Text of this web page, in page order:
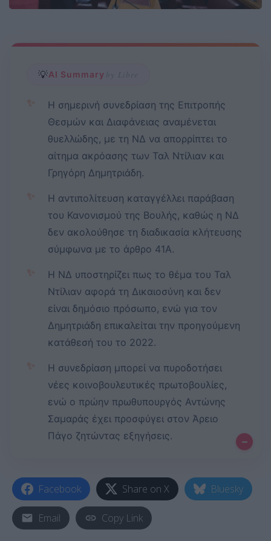
💡AI Summary by Libre
✨
Η σημερινή συνεδρίαση της Επιτροπής
Θεσμών και Διαφάνειας αναμένεται
θυελλώδης, με τη ΝΔ να απορρίπτει το
αίτημα ακρόασης των Ταλ Ντίλιαν και
Γρηγόρη Δημητριάδη.
✨
Η αντιπολίτευση καταγγέλλει παράβαση
του Κανονισμού της Βουλής, καθώς η ΝΔ
δεν ακολούθησε τη διαδικασία κλήτευσης
σύμφωνα με το άρθρο 41Α.
✨
Η ΝΔ υποστηρίζει πως το θέμα του Ταλ
Ντίλιαν αφορά τη Δικαιοσύνη και δεν
είναι δημόσιο πρόσωπο, ενώ για τον
Δημητριάδη επικαλείται την προηγούμενη
κατάθεσή του το 2022.
✨
Η συνεδρίαση μπορεί να πυροδοτήσει
νέες κοινοβουλευτικές πρωτοβουλίες,
ενώ ο πρώην πρωθυπουργός Αντώνης
Σαμαράς έχει προσφύγει στον Άρειο
Πάγο ζητώντας εξηγήσεις.
–
Facebook Share on X Bluesky
Email Copy Link